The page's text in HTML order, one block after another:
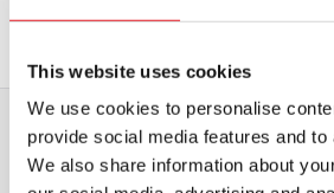
This website uses cookies
We use cookies to personalise
provide social media features and
We also share information about
VORHERIGE 1
WELTWEITER VERSAND